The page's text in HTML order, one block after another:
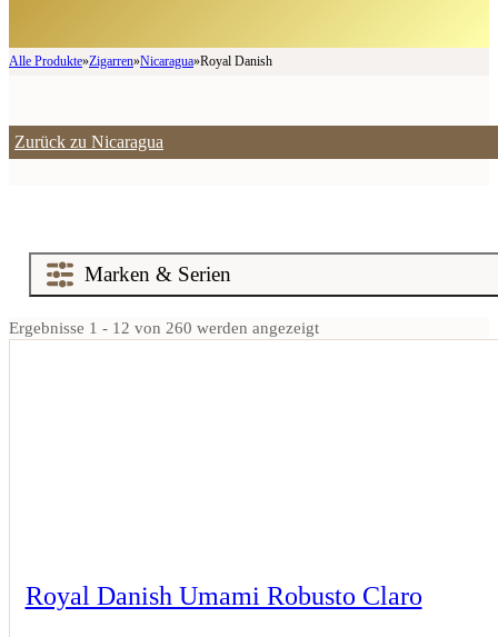
Alle Produkte»Zigarren»Nicaragua»Royal Danish
Zurück zu Nicaragua
Ergebnisse 1 - 12 von 260 werden angezeigt
Royal Danish Umami Robusto Claro